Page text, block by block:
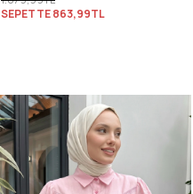
SEPETTE863,99TL